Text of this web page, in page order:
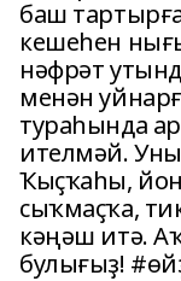
баш
кешеһен
нәфрәт
менән
тураһында
ителмәй.
Ҡыҫҡаһы,
сыҡмаҫҡа,
кәңәш итә.
булығыҙ!